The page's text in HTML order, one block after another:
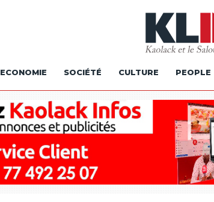
ECONOMIE SOCIÉTÉ CULTURE PEOPLE